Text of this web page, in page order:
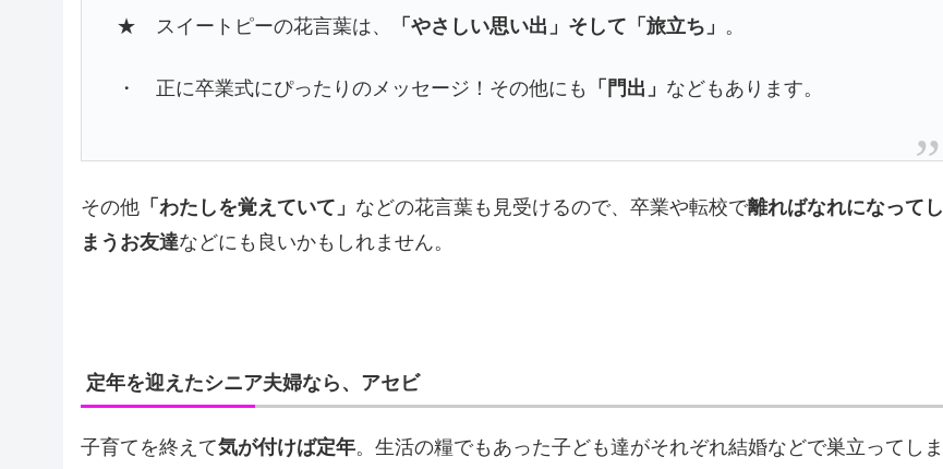
★ スイートピーの花言葉は、 「やさしい思い出」そして「旅立ち」 。
・ 正に卒業式にぴったりのメッセージ！その他にも 「門出」 などもあります。
その他 「わたしを覚えていて」 などの花言葉も見受けるので、卒業や転校で離ればなれになってし
まうお友達などにも良いかもしれません。
定年を迎えたシニア夫婦なら、アセビ
子育てを終えて気が付けば定年。生活の糧でもあった子ども達がそれぞれ結婚などで巣立ってしま